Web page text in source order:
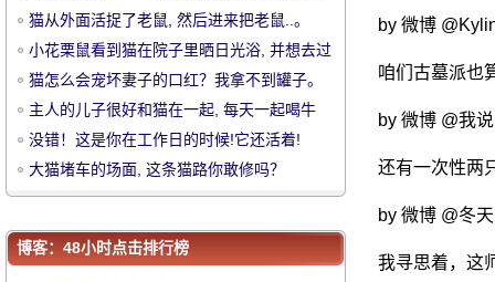
华
by 微博
咱们古墓派也
by 微博 @我
还有一次性两
by 微博 @冬
我寻思着，这
的朋友圈子..。
猫从外面活捉了老鼠, 然后进来把老鼠..。
小花栗鼠看到猫在院子里晒日光浴, 并想去过
它, 结果
猫怎么会宠坏妻子的口红？我拿不到罐子。
主人的儿子很好和猫在一起, 每天一起喝牛
奶, 这张照片太搞笑了.....。
没错！这是你在工作日的时候!它还活着!
大猫堵车的场面, 这条猫路你敢修吗？
的朋友圈子..。
猫从外面活捉了老鼠, 然后进来把老鼠..。
小花栗鼠看到猫在院子里晒日光浴, 并想去过
它, 结果
猫怎么会宠坏妻子的口红？我拿不到罐子。
主人的儿子很好和猫在一起, 每天一起喝牛
奶, 这张照片太搞笑了.....。
没错！这是你在工作日的时候!它还活着!
大猫堵车的场面, 这条猫路你敢修吗？
博客：48小时点击排行榜